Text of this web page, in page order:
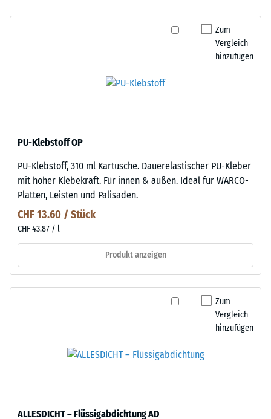
Zum
Vergleich
hinzufügen
PU-Klebstoff OP
PU-Klebstoff, 310 ml Kartusche. Dauerelastischer PU-Kleber
mit hoher Klebekraft. Für innen & außen. Ideal für WARCO-
Platten, Leisten und Palisaden.
CHF 13.60 / Stück
CHF 43.87 / l
Produkt anzeigen
Zum
Vergleich
hinzufügen
ALLESDICHT – Flüssigabdichtung AD